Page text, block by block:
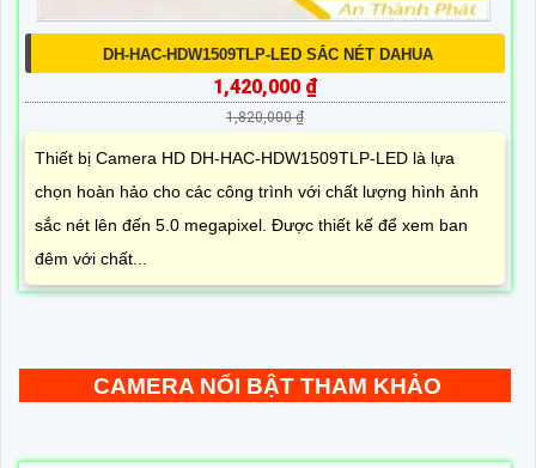
DH-HAC-HDW1509TLP-LED SẮC NÉT DAHUA
1,420,000 ₫
1,820,000 ₫
Thiết bị Camera HD DH-HAC-HDW1509TLP-LED là lựa
chọn hoàn hảo cho các công trình với chất lượng hình ảnh
sắc nét lên đến 5.0 megapixel. Được thiết kế để xem ban
đêm với chất...
CAMERA NỔI BẬT THAM KHẢO